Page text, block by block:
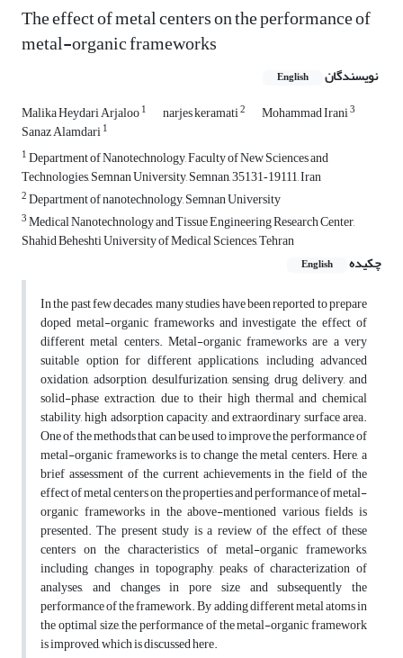
The effect of metal centers on the performance of
metal-organic frameworks
نویسندگان English
Malika Heydari Arjaloo1 narjes keramati2 Mohammad Irani3
Sanaz Alamdari1
1Department of Nanotechnology, Faculty of New Sciences and
Technologies, Semnan University, Semnan, 35131‑19111, Iran
2Department of nanotechnology, Semnan University
3Medical Nanotechnology and Tissue Engineering Research Center,
Shahid Beheshti University of Medical Sciences, Tehran
چکیده
English
In the past few decades, many studies have been reported to prepare
doped metal-organic frameworks and investigate the effect of
different metal centers. Metal-organic frameworks are a very
suitable option for different applications, including advanced
oxidation, adsorption, desulfurization, sensing, drug delivery, and
solid-phase extraction, due to their high thermal and chemical
stability, high adsorption capacity, and extraordinary surface area.
One of the methods that can be used to improve the performance of
metal-organic frameworks is to change the metal centers. Here, a
brief assessment of the current achievements in the field of the
effect of metal centers on the properties and performance of metal-
organic frameworks in the above-mentioned various fields is
presented. The present study is a review of the effect of these
centers on the characteristics of metal-organic frameworks,
including changes in topography, peaks of characterization of
analyses, and changes in pore size and subsequently the
performance of the framework. By adding different metal atoms in
the optimal size, the performance of the metal-organic framework
is improved, which is discussed here.